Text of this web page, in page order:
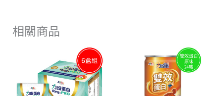
相關商品
始
價
格：
前
價
格：
價
格
範
圍：
此
產
品
有